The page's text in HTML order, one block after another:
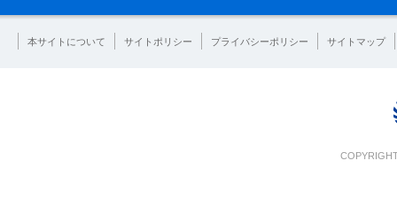
本サイトについて サイトポリシー プライバシーポリシー サイトマップ